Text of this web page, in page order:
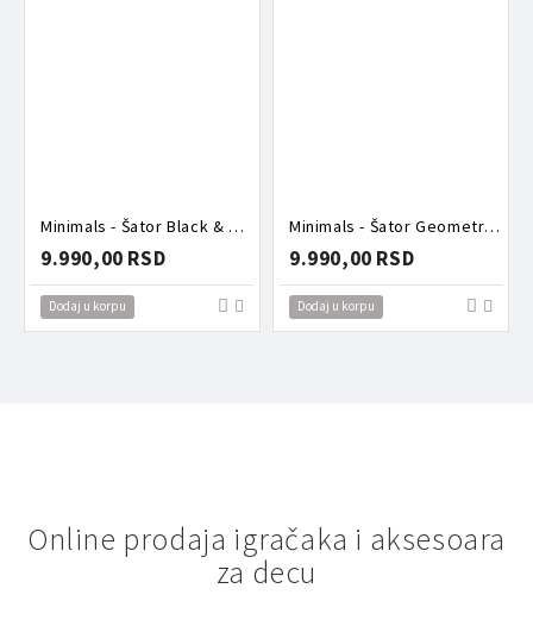
Minimals - Šator Black & White T005
9.990,00 RSD
Dodaj u korpu
Minimals - Šator Geometric Fantasy T016
9.990,00 RSD
Dodaj u korpu
Online prodaja igračaka i aksesoara
za decu